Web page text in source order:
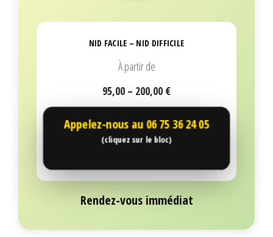
NID FACILE – NID DIFFICILE
À partir de
95,00 – 200,00 €
Appelez-nous au 06 75 36 24 05
(cliquez sur le bloc)
Rendez-vous immédiat